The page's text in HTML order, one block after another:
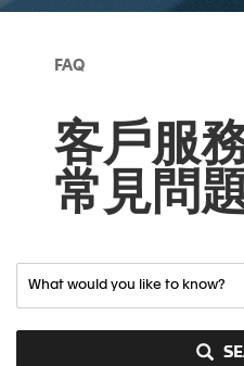
FAQ
客戶服
常見問